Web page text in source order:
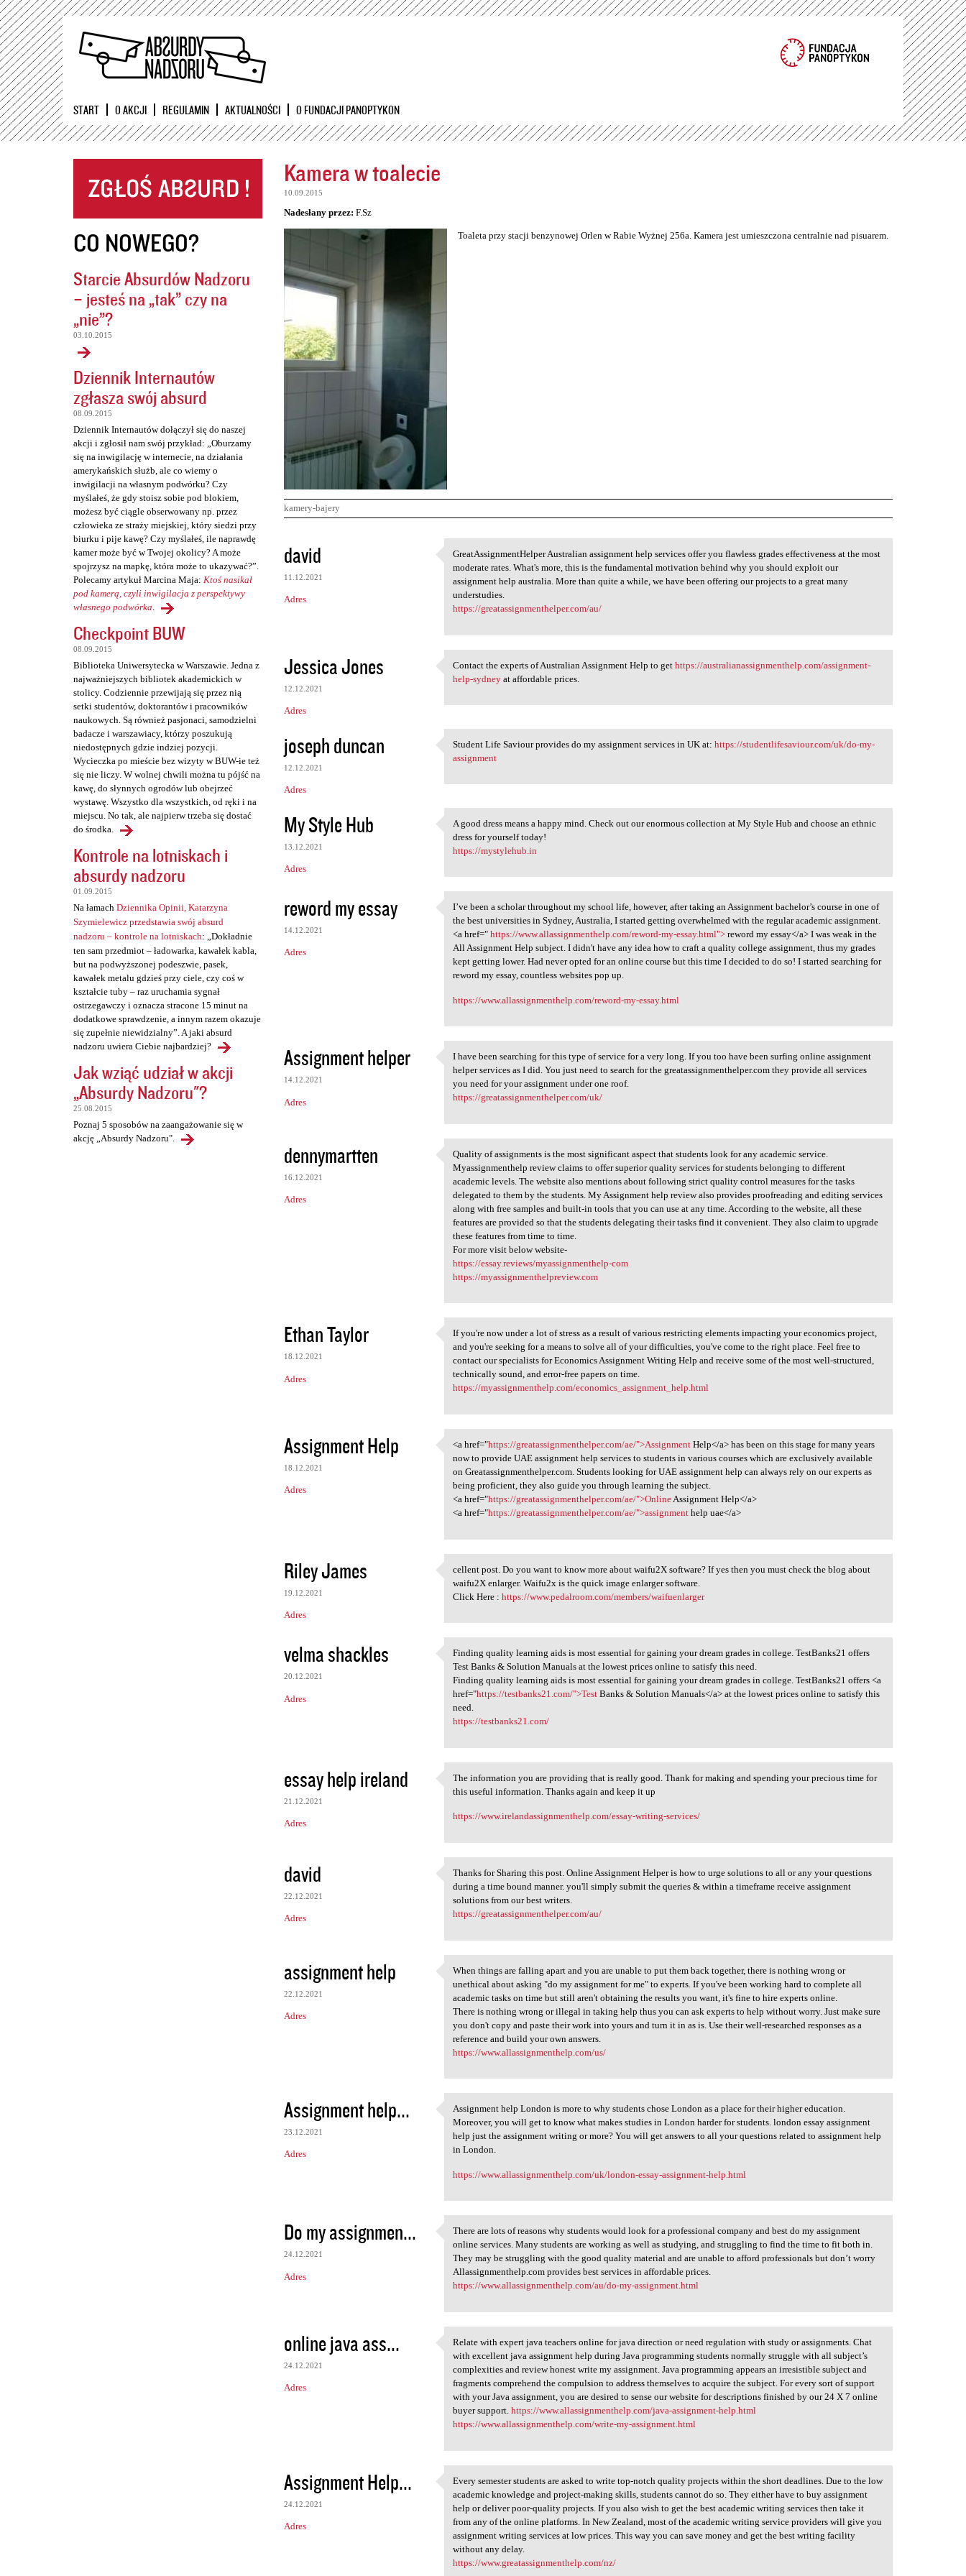
Przejdź
START O AKCJI REGULAMIN AKTUALNOŚCI O FUNDACJI PANOPTYKON
CO NOWEGO?
Starcie Absurdów Nadzoru
– jesteś na „tak” czy na
„nie”?
03.10.2015
Dziennik Internautów
zgłasza swój absurd
08.09.2015
Dziennik Internautów dołączył się do naszej
akcji i zgłosił nam swój przykład: „Oburzamy
się na inwigilację w internecie, na działania
amerykańskich służb, ale co wiemy o
inwigilacji na własnym podwórku? Czy
myślałeś, że gdy stoisz sobie pod blokiem,
możesz być ciągle obserwowany np. przez
człowieka ze straży miejskiej, który siedzi przy
biurku i pije kawę? Czy myślałeś, ile naprawdę
kamer może być w Twojej okolicy? A może
spojrzysz na mapkę, która może to ukazywać?”.
Polecamy artykuł Marcina Maja: Ktoś nasikał
pod kamerą, czyli inwigilacja z perspektywy
własnego podwórka.
Checkpoint BUW
08.09.2015
Biblioteka Uniwersytecka w Warszawie. Jedna z
najważniejszych bibliotek akademickich w
stolicy. Codziennie przewijają się przez nią
setki studentów, doktorantów i pracowników
naukowych. Są również pasjonaci, samodzielni
badacze i warszawiacy, którzy poszukują
niedostępnych gdzie indziej pozycji.
Wycieczka po mieście bez wizyty w BUW-ie też
się nie liczy. W wolnej chwili można tu pójść na
kawę, do słynnych ogrodów lub obejrzeć
wystawę. Wszystko dla wszystkich, od ręki i na
miejscu. No tak, ale najpierw trzeba się dostać
do środka.
Kontrole na lotniskach i
absurdy nadzoru
01.09.2015
Na łamach Dziennika Opinii, Katarzyna
Szymielewicz przedstawia swój absurd
nadzoru – kontrole na lotniskach: „Dokładnie
ten sam przedmiot – ładowarka, kawałek kabla,
but na podwyższonej podeszwie, pasek,
kawałek metalu gdzieś przy ciele, czy coś w
kształcie tuby – raz uruchamia sygnał
ostrzegawczy i oznacza stracone 15 minut na
dodatkowe sprawdzenie, a innym razem okazuje
się zupełnie niewidzialny”. A jaki absurd
nadzoru uwiera Ciebie najbardziej?
Jak wziąć udział w akcji
„Absurdy Nadzoru"?
25.08.2015
Poznaj 5 sposobów na zaangażowanie się w
akcję „Absurdy Nadzoru".
Kamera w toalecie
10.09.2015
Nadesłany przez: F.Sz
Toaleta przy stacji benzynowej Orlen w Rabie Wyżnej 256a. Kamera jest umieszczona centralnie nad pisuarem.
kamery-bajery
K
o
m
e
a
r
z
david
11.12.2021
Adres
GreatAssignmentHelper
GreatAssignmentHelper Australian assignment help services offer you flawless grades effectiveness at the most
moderate rates. What's more, this is the fundamental motivation behind why you should exploit our
assignment help australia. More than quite a while, we have been offering our projects to a great many
understudies.
https://greatassignmenthelper.com/au/
Jessica Jones
12.12.2021
Adres
Contact the experts of
Contact the experts of Australian Assignment Help to gethttps://australianassignmenthelp.com/assignment-
help-sydney at affordable prices.
joseph duncan
12.12.2021
Adres
Student Life Saviour provides
Student Life Saviour provides do my assignment services in UK at:https://studentlifesaviour.com/uk/do-my-
assignment
My Style Hub
13.12.2021
Adres
A good dress means a happy
A good dress means a happy mind. Check out our enormous collection at My Style Hub and choose an ethnic
dress for yourself today!
https://mystylehub.in
reword my essay
14.12.2021
Adres
I’ve been a scholar
I’ve been a scholar throughout my school life, however, after taking an Assignment bachelor’s course in one of
the best universities in Sydney, Australia, I started getting overwhelmed with the regular academic assignment.
<a href="https://www.allassignmenthelp.com/reword-my-essay.html"> reword my essay</a> I was weak in the
All Assignment Help subject. I didn't have any idea how to craft a quality college assignment, thus my grades
kept getting lower. Had never opted for an online course but this time I decided to do so! I started searching for
reword my essay, countless websites pop up.
https://www.allassignmenthelp.com/reword-my-essay.html
Assignment helper
14.12.2021
Adres
I have been searching for
I have been searching for this type of service for a very long. If you too have been surfing online assignment
helper services as I did. You just need to search for the greatassignmenthelper.com they provide all services
you need for your assignment under one roof.
https://greatassignmenthelper.com/uk/
dennymartten
16.12.2021
Adres
Quality of assignments is the
Quality of assignments is the most significant aspect that students look for any academic service.
Myassignmenthelp review claims to offer superior quality services for students belonging to different
academic levels. The website also mentions about following strict quality control measures for the tasks
delegated to them by the students. My Assignment help review also provides proofreading and editing services
along with free samples and built-in tools that you can use at any time. According to the website, all these
features are provided so that the students delegating their tasks find it convenient. They also claim to upgrade
these features from time to time.
For more visit below website-
https://essay.reviews/myassignmenthelp-com
https://myassignmenthelpreview.com
Ethan Taylor
18.12.2021
Adres
If you're now under a lot of
If you're now under a lot of stress as a result of various restricting elements impacting your economics project,
and you're seeking for a means to solve all of your difficulties, you've come to the right place. Feel free to
contact our specialists for Economics Assignment Writing Help and receive some of the most well-structured,
technically sound, and error-free papers on time.
https://myassignmenthelp.com/economics_assignment_help.html
Assignment Help
18.12.2021
Adres
<a href="https:/
<a href="https://greatassignmenthelper.com/ae/">Assignment Help</a> has been on this stage for many years
now to provide UAE assignment help services to students in various courses which are exclusively available
on Greatassignmenthelper.com. Students looking for UAE assignment help can always rely on our experts as
being proficient, they also guide you through learning the subject.
<a href="https://greatassignmenthelper.com/ae/">OnlineAssignment Help</a>
<a href="https://greatassignmenthelper.com/ae/">assignment help uae</a>
Riley James
19.12.2021
Adres
cellent post. Do you want to
cellent post. Do you want to know more about waifu2X software? If yes then you must check the blog about
waifu2X enlarger. Waifu2x is the quick image enlarger software.
Click Here :https://www.pedalroom.com/members/waifuenlarger
velma shackles
20.12.2021
Adres
Finding quality learning aids
Finding quality learning aids is most essential for gaining your dream grades in college. TestBanks21 offers
Test Banks & Solution Manuals at the lowest prices online to satisfy this need.
Finding quality learning aids is most essential for gaining your dream grades in college. TestBanks21 offers <a
href="https://testbanks21.com/">Test Banks & Solution Manuals</a> at the lowest prices online to satisfy this
need.
https://testbanks21.com/
essay help ireland
21.12.2021
Adres
The information you are
The information you are providing that is really good. Thank for making and spending your precious time for
this useful information. Thanks again and keep it up
https://www.irelandassignmenthelp.com/essay-writing-services/
david
22.12.2021
Adres
Thanks for Sharing this post.
Thanks for Sharing this post. Online Assignment Helper is how to urge solutions to all or any your questions
during a time bound manner. you'll simply submit the queries & within a timeframe receive assignment
solutions from our best writers.
https://greatassignmenthelper.com/au/
assignment help
22.12.2021
Adres
When things are falling apart
When things are falling apart and you are unable to put them back together, there is nothing wrong or
unethical about asking "do my assignment for me" to experts. If you've been working hard to complete all
academic tasks on time but still aren't obtaining the results you want, it's fine to hire experts online.
There is nothing wrong or illegal in taking help thus you can ask experts to help without worry. Just make sure
you don't copy and paste their work into yours and turn it in as is. Use their well-researched responses as a
reference and build your own answers.
https://www.allassignmenthelp.com/us/
Assignment help...
23.12.2021
Adres
Assignment help London is
Assignment help London is more to why students chose London as a place for their higher education.
Moreover, you will get to know what makes studies in London harder for students. london essay assignment
help just the assignment writing or more? You will get answers to all your questions related to assignment help
in London.
https://www.allassignmenthelp.com/uk/london-essay-assignment-help.html
Do my assignmen...
24.12.2021
Adres
There are lots of reasons why
There are lots of reasons why students would look for a professional company and best do my assignment
online services. Many students are working as well as studying, and struggling to find the time to fit both in.
They may be struggling with the good quality material and are unable to afford professionals but don’t worry
Allassignmenthelp.com provides best services in affordable prices.
https://www.allassignmenthelp.com/au/do-my-assignment.html
online java ass...
24.12.2021
Adres
Relate with expert java
Relate with expert java teachers online for java direction or need regulation with study or assignments. Chat
with excellent java assignment help during Java programming students normally struggle with all subject’s
complexities and review honest write my assignment. Java programming appears an irresistible subject and
fragments comprehend the compulsion to address themselves to acquire the subject. For every sort of support
with your Java assignment, you are desired to sense our website for descriptions finished by our 24 X 7 online
buyer support.https://www.allassignmenthelp.com/java-assignment-help.html
https://www.allassignmenthelp.com/write-my-assignment.html
Assignment Help...
24.12.2021
Adres
Every semester students are
Every semester students are asked to write top-notch quality projects within the short deadlines. Due to the low
academic knowledge and project-making skills, students cannot do so. They either have to buy assignment
help or deliver poor-quality projects. If you also wish to get the best academic writing services then take it
from any of the online platforms. In New Zealand, most of the academic writing service providers will give you
assignment writing services at low prices. This way you can save money and get the best writing facility
without any delay.
https://www.greatassignmenthelp.com/nz/